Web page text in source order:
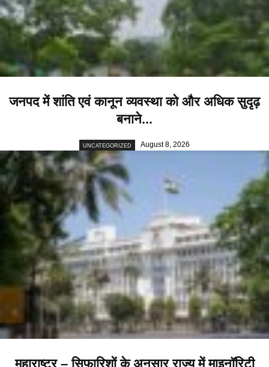
जनपद में शांति एवं कानून व्यवस्था को और अधिक सुदृढ़
बनाने...
UNCATEGORIZED August 8, 2026
महाराष्ट्र – सिफारिशों के अनुसार राज्य में माइनॉरिटी